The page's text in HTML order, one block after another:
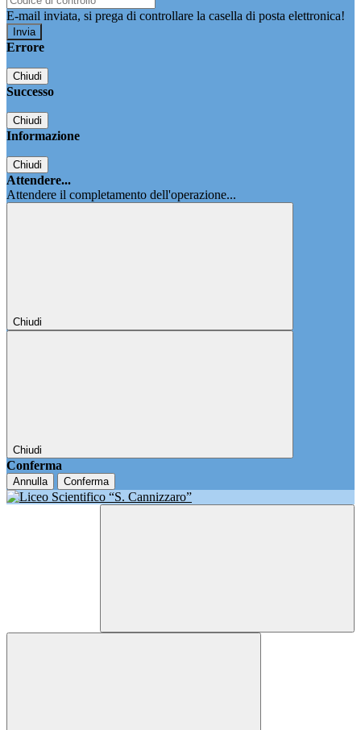
E-mail inviata, si prega di controllare la casella di posta elettronica!
Errore
Chiudi
Successo
Chiudi
Informazione
Chiudi
Attendere...
Attendere il completamento dell'operazione...
Chiudi
Chiudi
Conferma
Annulla Conferma